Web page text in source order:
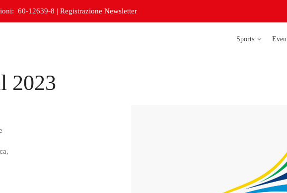
60-12639-8 | Registrazione Newsletter
Sports
Curling
Futsal delle
2023